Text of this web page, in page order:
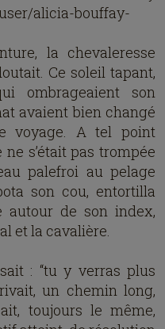
alicia-bouffay-
la chevaleresse
Ce soleil tapant,
ombrageaient son
avaient bien changé
voyage. A tel point
s’était pas trompée
palefroi au pelage
son cou, entortilla
autour de son index,
et la cavalière.
: “tu y verras plus
un chemin long,
toujours le même,